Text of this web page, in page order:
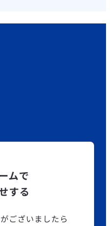
ムで
する
ございましたら